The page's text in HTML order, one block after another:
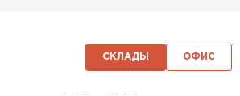
СКЛАДЫ ОФИС